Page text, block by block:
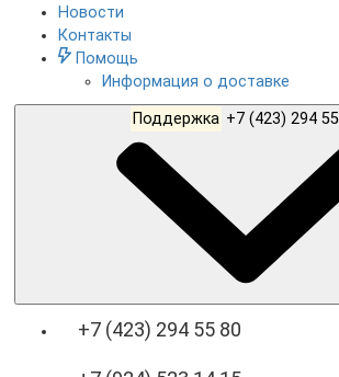
Новости
Контакты
Помощь
Информация о доставке
Поддержка
+7 (423) 294 55 80